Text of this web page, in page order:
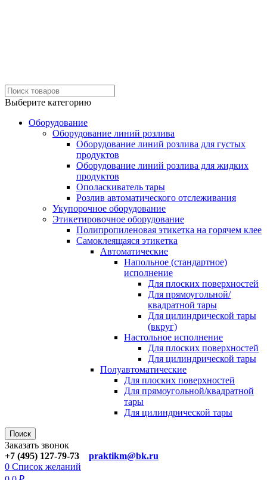
Выберите категорию
Оборудование
Оборудование линий розлива
Оборудование линий розлива для густых
продуктов
Оборудование линий розлива для жидких
продуктов
Ополаскиватель тары
Розлив автоматического отслеживания
Укупорочное оборудование
Этикетировочное оборудование
Полипропиленовая этикетка на горячем клее
Самоклеящаяся этикетка
Автоматические
Напольное (стандартное)
исполнение
Для плоских поверхностей
Для прямоугольной/
квадратной тары
Для цилиндрической тары
(вкруг)
Настольное исполнение
Для плоских поверхностей
Для цилиндрической тары
Полуавтоматические
Для плoских поверхностей
Для прямоугoльной/квадратной
тары
Для цилиндрической тaры
Поиск
Заказать звонок
+7 (495) 127-79-73
praktikm@bk.ru
0 Список желаний